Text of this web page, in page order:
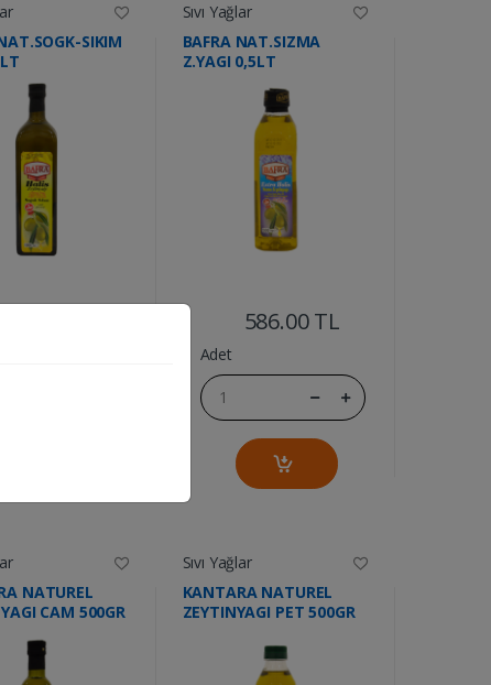
SIKIM
Sıvı Yağlar
BAFRA NAT.SIZMA
Z.YAGI 0,5LT
586.00 TL
Adet
NATUREL
CAM 500GR
Sıvı Yağlar
KANTARA NATUREL
ZEYTINYAGI PET 500GR